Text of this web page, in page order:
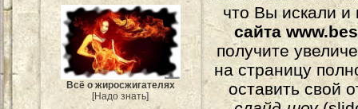
Всё о жиросжигателях
[Надо знать]
что Вы искали и
сайта
получите
на страницу
оставить свой